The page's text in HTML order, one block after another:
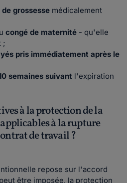
grossesse médicalement
congé de maternité - qu'elle
;
pris immédiatement après le
semaines suivant l'expiration
à la protection de la
à la rupture
de travail ?
repose sur l'accord
être imposée, la protection